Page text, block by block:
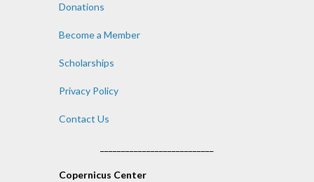
Donations
Become a Member
Scholarships
Privacy Policy
Contact Us
Copernicus Center